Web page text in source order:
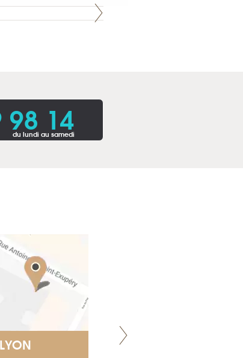
98 14
du lundi au samedi
LYON